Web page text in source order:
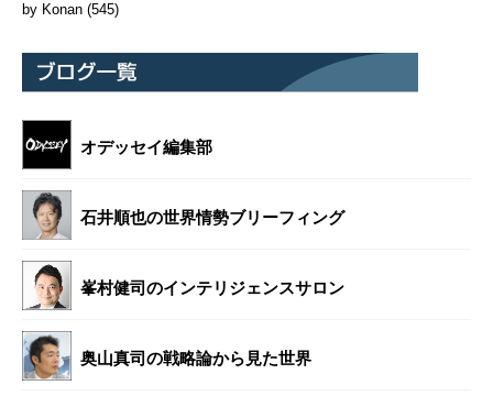
by Konan (545)
オデッセイ編集部
石井順也の世界情勢ブリーフィング
峯村健司のインテリジェンスサロン
奥山真司の戦略論から見た世界